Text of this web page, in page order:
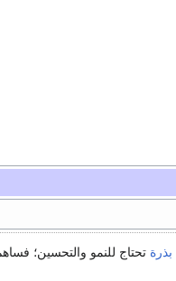
بذرة تحتاج للنمو والتحسين؛